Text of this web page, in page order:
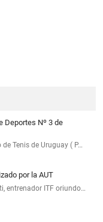
Deportes Nº 3 de
Tenis de Uruguay ( P…
por la AUT
entrenador ITF oriundo…